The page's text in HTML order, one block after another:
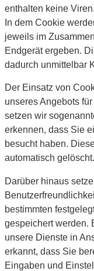
enthalten keine
In dem Cookie
jeweils im
Endgerät ergeben.
dadurch unmittelbar
Der Einsatz von
unseres Angebots
setzen wir
erkennen, dass Sie
besucht haben.
automatisch gelöscht.
Darüber hinaus
bestimmten
gespeichert werden.
unsere Dienste in
erkannt, dass Sie
Eingaben und